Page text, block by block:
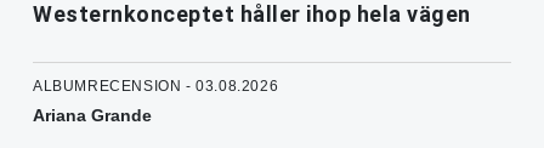
Westernkonceptet håller ihop hela vägen
ALBUMRECENSION - 03.08.2026
Ariana Grande